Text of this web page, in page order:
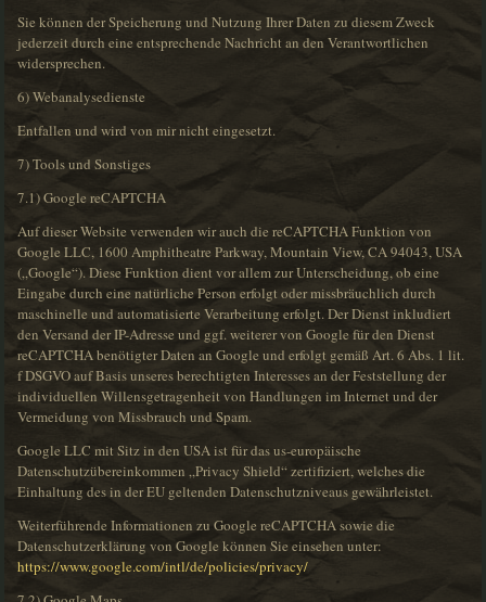
Sie können der Speicherung und Nutzung Ihrer Daten zu diesem Zweck
jederzeit durch eine entsprechende Nachricht an den Verantwortlichen
widersprechen.
6) Webanalysedienste
Entfallen und wird von mir nicht eingesetzt.
7) Tools und Sonstiges
7.1) Google reCAPTCHA
Auf dieser Website verwenden wir auch die reCAPTCHA Funktion von
Google LLC, 1600 Amphitheatre Parkway, Mountain View, CA 94043, USA
(„Google“). Diese Funktion dient vor allem zur Unterscheidung, ob eine
Eingabe durch eine natürliche Person erfolgt oder missbräuchlich durch
maschinelle und automatisierte Verarbeitung erfolgt. Der Dienst inkludiert
den Versand der IP-Adresse und ggf. weiterer von Google für den Dienst
reCAPTCHA benötigter Daten an Google und erfolgt gemäß Art. 6 Abs. 1 lit.
f DSGVO auf Basis unseres berechtigten Interesses an der Feststellung der
individuellen Willensgetragenheit von Handlungen im Internet und der
Vermeidung von Missbrauch und Spam.
Google LLC mit Sitz in den USA ist für das us-europäische
Datenschutzübereinkommen „Privacy Shield“ zertifiziert, welches die
Einhaltung des in der EU geltenden Datenschutzniveaus gewährleistet.
Weiterführende Informationen zu Google reCAPTCHA sowie die
Datenschutzerklärung von Google können Sie einsehen unter:
https://www.google.com/intl/de/policies/privacy/